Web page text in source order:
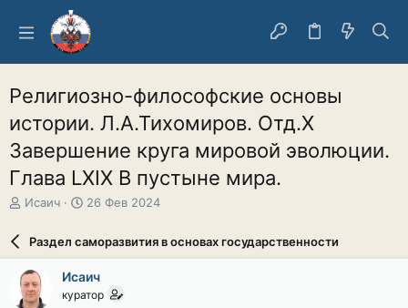
Религиозно-философские основы
истории. Л.А.Тихомиров. Отд.X
Завершение круга мировой эволюции.
Глава LXIX В пустыне мира.
А
о
р
т
е
Исаич
Д
а
а
ч
26 Фев 2024
Раздел саморазвития в основах государственности
Исаич
куратор